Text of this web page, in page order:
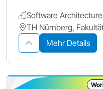
Software
TH Nürnberg,
Mehr Details